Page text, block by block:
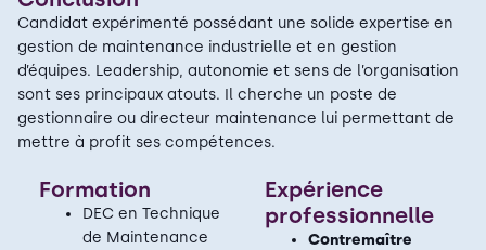
Formation
DEC en Technique
de Maintenance
Expérience
professionnelle
Contremaître
Candidat expérimenté possédant une solide expertise en
gestion de maintenance industrielle et en gestion
d’équipes. Leadership, autonomie et sens de l’organisation
sont ses principaux atouts. Il cherche un poste de
gestionnaire ou directeur maintenance lui permettant de
mettre à profit ses compétences.